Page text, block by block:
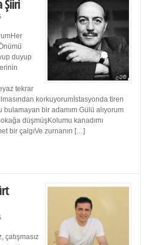
Şiiri
duyup
tekrar
korkuyorumİstasyonda tiren
bir adamım Gülü alıyorum
düşmüşKolumu kanadımı
bir çalgıVe zurnanın […]
çatışmasız